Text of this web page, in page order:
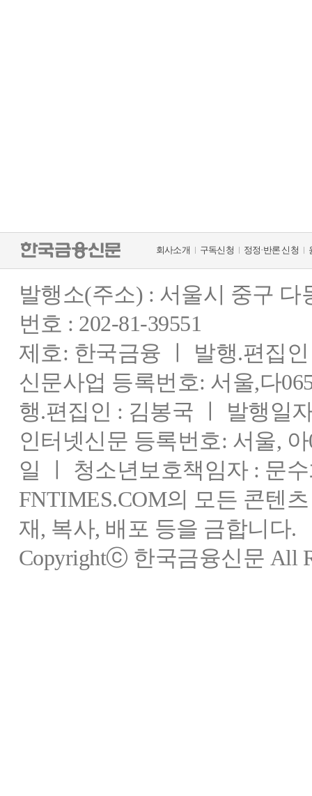
회사소개 구독신청 정정·반론 신청
발행소(주소) : 서울시 중구
번호 : 202-81-39551
제호: 한국금융 ㅣ 발행.편집
신문사업 등록번호: 서울,다
행.편집인 : 김봉국 ㅣ 발행일
인터넷신문 등록번호: 서울,
일 ㅣ 청소년보호책임자 : 문
FNTIMES.COM의 모든 콘텐
재, 복사, 배포 등을 금합니다.
Copyrightⓒ 한국금융신문 All